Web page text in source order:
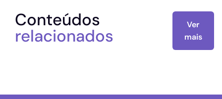
Conteúdos
relacionados
Ver
mais